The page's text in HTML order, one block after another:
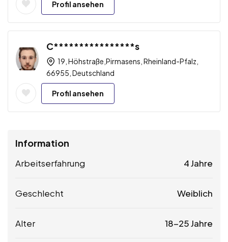
Profil ansehen
C****************s
19, Höhstraße,Pirmasens, Rheinland-Pfalz,
66955, Deutschland
Profil ansehen
Information
Arbeitserfahrung 4 Jahre
Geschlecht Weiblich
Alter 18-25 Jahre